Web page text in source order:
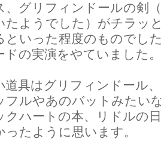
、グリフィンドールの剣
たようでした）がチラッ
といった程度のものでし
ドの実演をやていました
道具はグリフィンドール
フルやあのバットみたい
クハートの本、リドルの
ったように思います。